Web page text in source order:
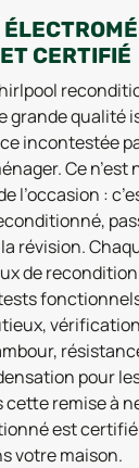
CERTIFIÉ
grande qualité
incontestée
Ce n’est
l’occasion :
révision.
de
pour
remise à
est
votre maison.